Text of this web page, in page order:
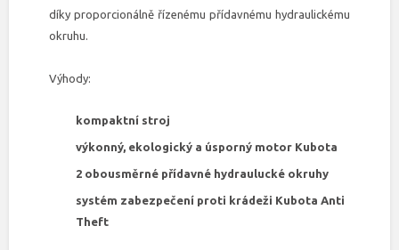
díky proporcionálně řízenému přídavnému hydraulickému
okruhu.
Výhody:
kompaktní stroj
výkonný, ekologický a úsporný motor Kubota
2 obousměrné přídavné hydraulucké okruhy
systém zabezpečení proti krádeži Kubota Anti
Theft